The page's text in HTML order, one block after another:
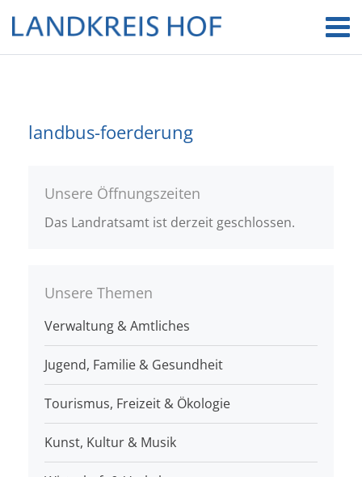
landbus-foerderung
Unsere Öffnungszeiten
Das Landratsamt ist derzeit geschlossen.
Unsere Themen
Verwaltung & Amtliches
Jugend, Familie & Gesundheit
Tourismus, Freizeit & Ökologie
Kunst, Kultur & Musik